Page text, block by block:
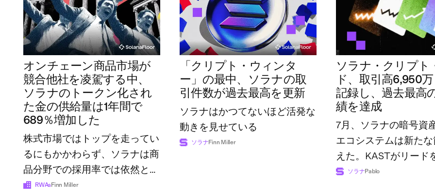
オンチェーン商品市場が
競合他社を凌駕する中、
ソラナのトークン化され
た金の供給量は1年間で
689％増加した
株式市場ではトップを走ってい
るにもかかわらず、ソラナは商
品分野での採用率では依然とし
て後れを取っている
RWAsFinn Miller
「クリプト・ウィンタ
ー」の最中、ソラナの取
引件数が過去最高を更新
ソラナはかつてないほど活発な
動きを見せている
ソラナFinn Miller
ソラナ・クリプト
ド、取引高6,950
記録し、過去最高
績を達成
7月、ソラナの暗号資
エコシステムは新た
えた。KASTがリード
広げた一方で、業界全
ソラナPablo